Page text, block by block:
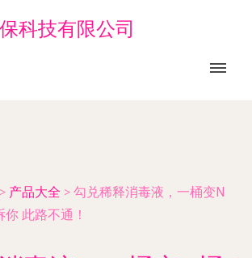
科技有限公司
> 产品大全 > 勾兑稀释消毒液，一桶变N
此路不通！